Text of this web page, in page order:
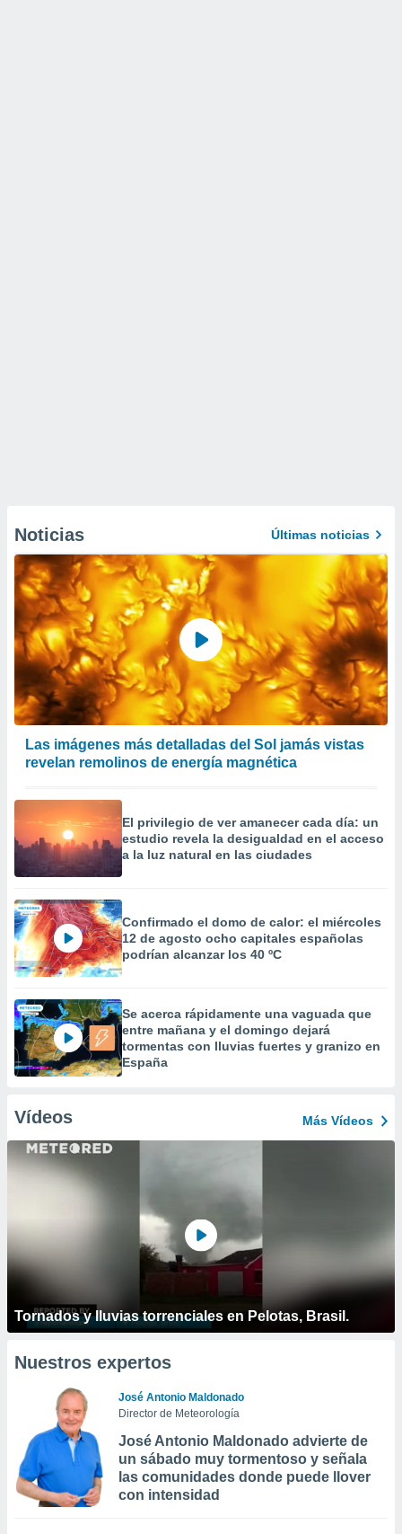
Noticias Últimas noticias
Las imágenes más detalladas del Sol jamás vistas
revelan remolinos de energía magnética
El privilegio de ver amanecer cada día: un
estudio revela la desigualdad en el acceso
a la luz natural en las ciudades
Confirmado el domo de calor: el miércoles
12 de agosto ocho capitales españolas
podrían alcanzar los 40 ºC
Se acerca rápidamente una vaguada que
entre mañana y el domingo dejará
tormentas con lluvias fuertes y granizo en
España
Vídeos Más Vídeos
Tornados y lluvias torrenciales en Pelotas, Brasil.
Nuestros expertos
José Antonio Maldonado
Director de Meteorología
José Antonio Maldonado advierte de
un sábado muy tormentoso y señala
las comunidades donde puede llover
con intensidad